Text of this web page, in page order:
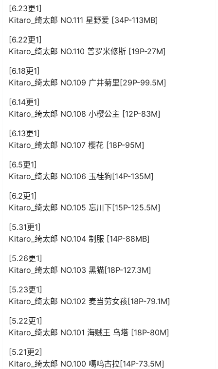
[6.23更1]
Kitaro_绮太郎 NO.111 星野爱 [34P-113MB]
[6.22更1]
Kitaro_绮太郎 NO.110 普罗米修斯 [19P-27M]
[6.18更1]
Kitaro_绮太郎 NO.109 广井菊里[29P-99.5M]
[6.14更1]
Kitaro_绮太郎 NO.108 小樱公主 [12P-83M]
[6.13更1]
Kitaro_绮太郎 NO.107 樱花 [18P-95M]
[6.5更1]
Kitaro_绮太郎 NO.106 玉桂狗[14P-135M]
[6.2更1]
Kitaro_绮太郎 NO.105 忘川下[15P-125.5M]
[5.31更1]
Kitaro_绮太郎 NO.104 制服 [14P-88MB]
[5.26更1]
Kitaro_绮太郎 NO.103 黑猫[18P-127.3M]
[5.23更1]
Kitaro_绮太郎 NO.102 麦当劳女孩[18P-79.1M]
[5.22更1]
Kitaro_绮太郎 NO.101 海贼王 乌塔 [18P-80M]
[5.21更2]
Kitaro_绮太郎 NO.100 噶呜古拉[14P-73.5M]